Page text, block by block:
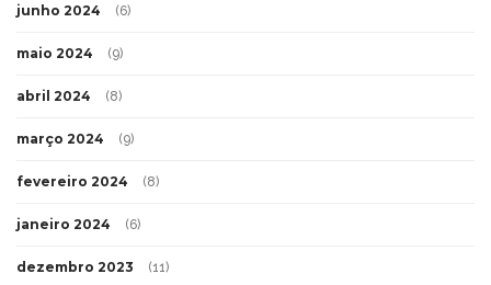
junho 2024 (6)
maio 2024 (9)
abril 2024 (8)
março 2024 (9)
fevereiro 2024 (8)
janeiro 2024 (6)
dezembro 2023 (11)